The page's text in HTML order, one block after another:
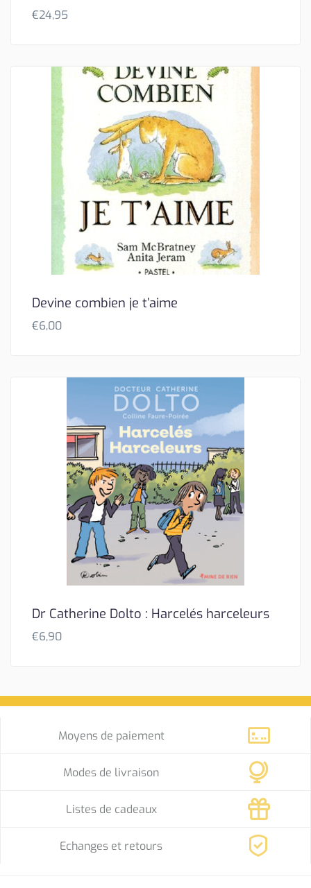
€24,95
Devine combien je t’aime
€6,00
Dr Catherine Dolto : Harcelés harceleurs
€6,90
Moyens de paiement
Modes de livraison
Listes de cadeaux
Echanges et retours